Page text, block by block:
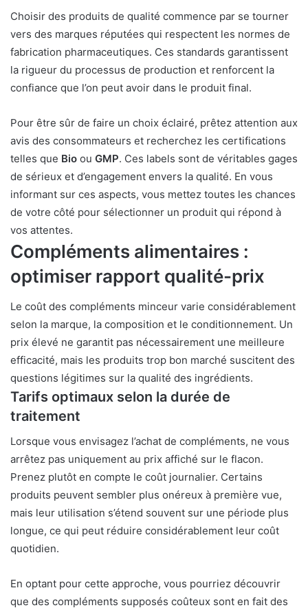
Choisir des produits de qualité commence par se tourner
vers des marques réputées qui respectent les normes de
fabrication pharmaceutiques. Ces standards garantissent
la rigueur du processus de production et renforcent la
confiance que l’on peut avoir dans le produit final.
Pour être sûr de faire un choix éclairé, prêtez attention aux
avis des consommateurs et recherchez les certifications
telles que Bio ou GMP. Ces labels sont de véritables gages
de sérieux et d’engagement envers la qualité. En vous
informant sur ces aspects, vous mettez toutes les chances
de votre côté pour sélectionner un produit qui répond à
vos attentes.
Compléments alimentaires :
optimiser rapport qualité-prix
Le coût des compléments minceur varie considérablement
selon la marque, la composition et le conditionnement. Un
prix élevé ne garantit pas nécessairement une meilleure
efficacité, mais les produits trop bon marché suscitent des
questions légitimes sur la qualité des ingrédients.
Tarifs optimaux selon la durée de
traitement
Lorsque vous envisagez l’achat de compléments, ne vous
arrêtez pas uniquement au prix affiché sur le flacon.
Prenez plutôt en compte le coût journalier. Certains
produits peuvent sembler plus onéreux à première vue,
mais leur utilisation s’étend souvent sur une période plus
longue, ce qui peut réduire considérablement leur coût
quotidien.
En optant pour cette approche, vous pourriez découvrir
que des compléments supposés coûteux sont en fait des